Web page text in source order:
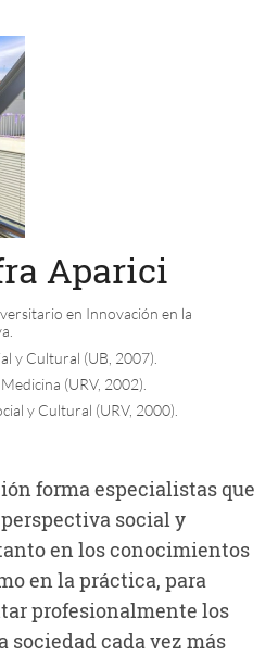
Aparici
en Innovación en la
y Cultural (UB, 2007).
(URV, 2002).
y Cultural (URV, 2000).
forma especialistas que
social y
en los conocimientos
en la práctica, para
profesionalmente los
sociedad cada vez más